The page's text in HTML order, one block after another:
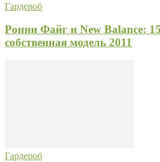
Гардероб
Ронни Файг и New Balance:
собственная модель 2011
Гардероб